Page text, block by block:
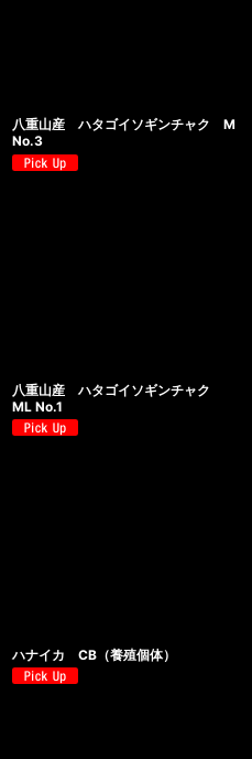
八重山産 ハタゴイソギンチャク M
No.3
八重山産 ハタゴイソギンチャク
ML No.1
ハナイカ CB（養殖個体）